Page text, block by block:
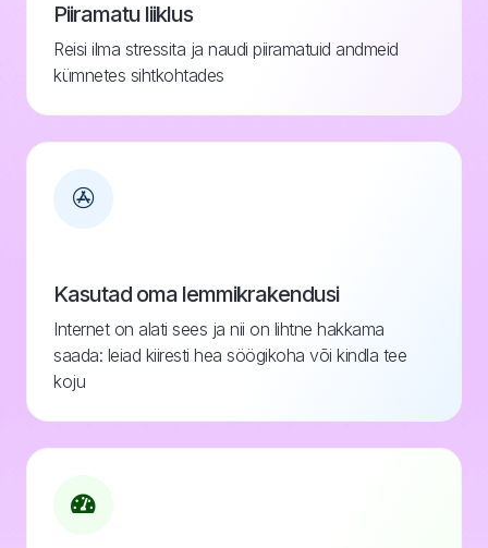
Piiramatu liiklus
Reisi ilma stressita ja naudi piiramatuid andmeid
kümnetes sihtkohtades
Kasutad oma lemmikrakendusi
Internet on alati sees ja nii on lihtne hakkama
saada: leiad kiiresti hea söögikoha või kindla tee
koju